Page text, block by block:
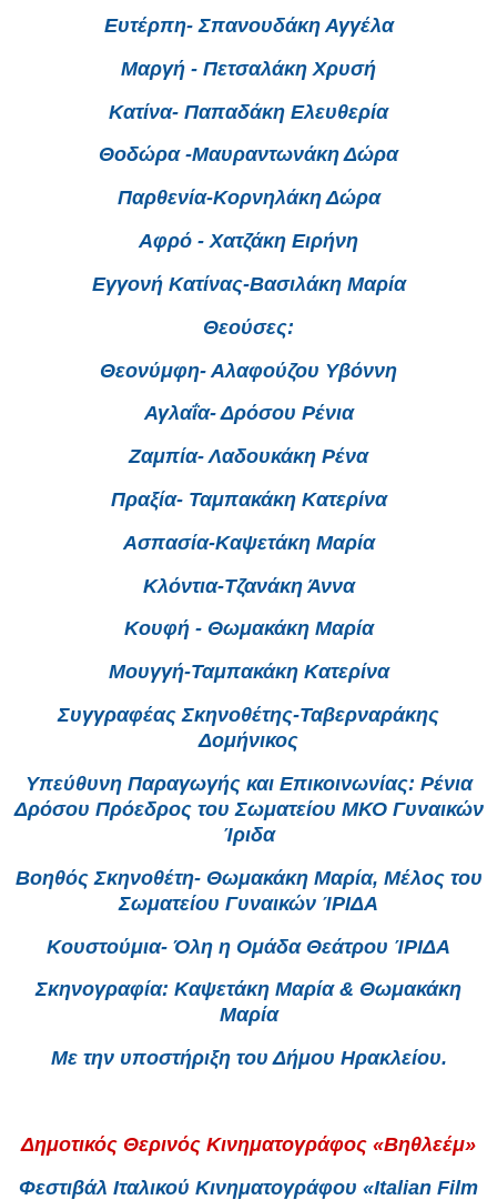
Ευτέρπη- Σπανουδάκη Αγγέλα
Μαργή - Πετσαλάκη Χρυσή
Κατίνα- Παπαδάκη Ελευθερία
Θοδώρα -Μαυραντωνάκη Δώρα
Παρθενία-Κορνηλάκη Δώρα
Αφρό - Χατζάκη Ειρήνη
Εγγονή Κατίνας-Βασιλάκη Μαρία
Θεούσες:
Θεονύμφη- Αλαφούζου Υβόννη
Αγλαΐα- Δρόσου Ρένια
Ζαμπία- Λαδουκάκη Ρένα
Πραξία- Ταμπακάκη Κατερίνα
Ασπασία-Καψετάκη Μαρία
Κλόντια-Τζανάκη Άννα
Κουφή - Θωμακάκη Μαρία
Μουγγή-Ταμπακάκη Κατερίνα
Συγγραφέας Σκηνοθέτης-Ταβερναράκης
Δομήνικος
Υπεύθυνη Παραγωγής και Επικοινωνίας: Ρένια
Δρόσου Πρόεδρος του Σωματείου ΜΚΟ Γυναικών
Ίριδα
Βοηθός Σκηνοθέτη- Θωμακάκη Μαρία, Μέλος του
Σωματείου Γυναικών ΊΡΙΔΑ
Κουστούμια- Όλη η Ομάδα Θεάτρου ΊΡΙΔΑ
Σκηνογραφία: Καψετάκη Μαρία & Θωμακάκη
Μαρία
Με την υποστήριξη του Δήμου Ηρακλείου.
Δημοτικός Θερινός Κινηματογράφος «Βηθλεέμ»
Φεστιβάλ Ιταλικού Κινηματογράφου «Italian Film